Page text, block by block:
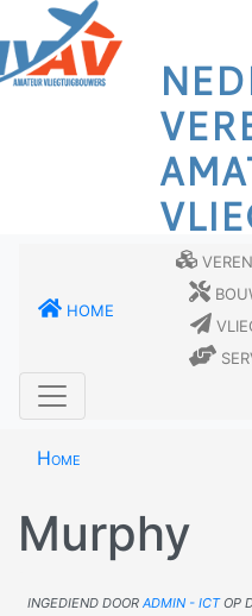
Overslaan
en
naar
Home
Home
Murphy
Ingediend dooradmin - ICTop